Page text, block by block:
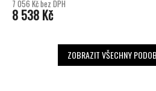
7 056 Kč bez DPH
8 538 Kč
ZOBRAZIT VŠECHNY